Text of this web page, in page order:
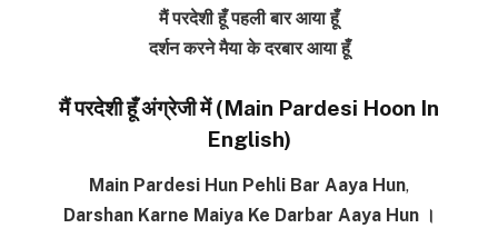
मैं परदेशी हूँ पहली बार आया हूँ
दर्शन करने मैया के दरबार आया हूँ
मैं परदेशी हूँ अंग्रेजी में (Main Pardesi Hoon In
English)
Main Pardesi Hun Pehli Bar Aaya Hun,
Darshan Karne Maiya Ke Darbar Aaya Hun ।